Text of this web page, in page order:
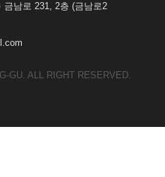
금남로 231, 2층 (금남로2
GU. ALL RIGHT RESERVED.